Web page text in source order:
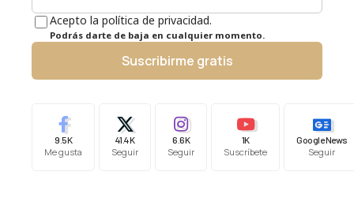
Acepto la política de privacidad.
Podrás darte de baja en cualquier momento.
Suscribirme gratis
9.5K
Me gusta
41.4K
Seguir
6.6K
Seguir
1K
Suscríbete
Google News
Seguir